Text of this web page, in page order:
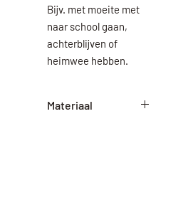
Bijv. met moeite met
naar school gaan,
achterblijven of
heimwee hebben.
Materiaal